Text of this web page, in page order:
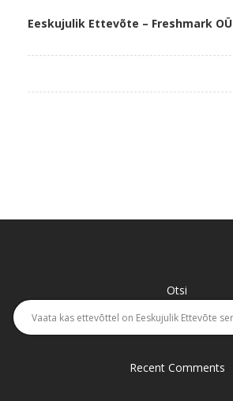
Eeskujulik Ettevõte – Freshmark OÜ
Otsi
Recent Comments